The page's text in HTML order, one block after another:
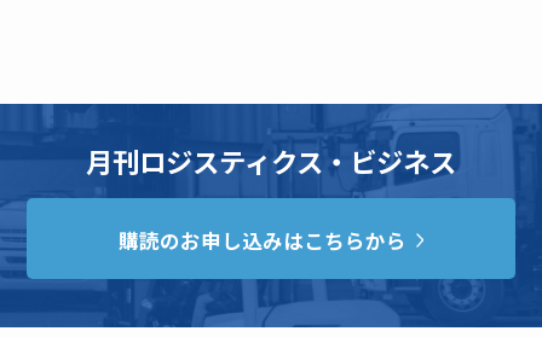
月刊ロジスティクス・ビジネス
購読のお申し込みはこちらから